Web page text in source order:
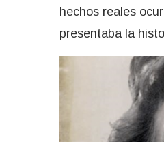
hechos reales
presentaba la